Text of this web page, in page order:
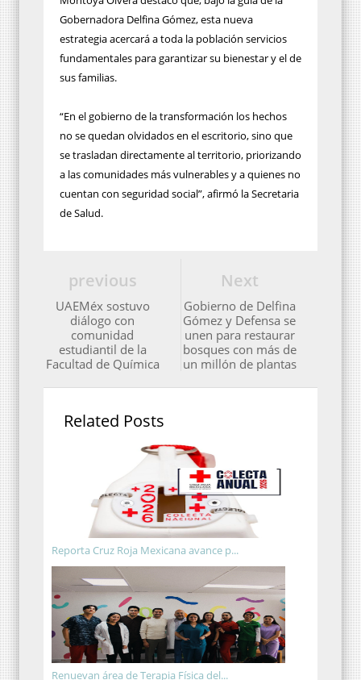
Gobernadora Delfina Gómez, esta nueva
estrategia acercará a toda la población servicios
fundamentales para garantizar su bienestar y el de
sus familias.
“En el gobierno de la transformación los hechos
no se quedan olvidados en el escritorio, sino que
se trasladan directamente al territorio, priorizando
a las comunidades más vulnerables y a quienes no
cuentan con seguridad social”, afirmó la Secretaria
de Salud.
Next
Gobierno de Delfina
Gómez y Defensa se
unen para restaurar
bosques con más de
un millón de plantas
previous
UAEMéx sostuvo
diálogo con
comunidad
estudiantil de la
Facultad de Química
Related Posts
Reporta Cruz Roja Mexicana avance p...
Renuevan área de Terapia Física del...